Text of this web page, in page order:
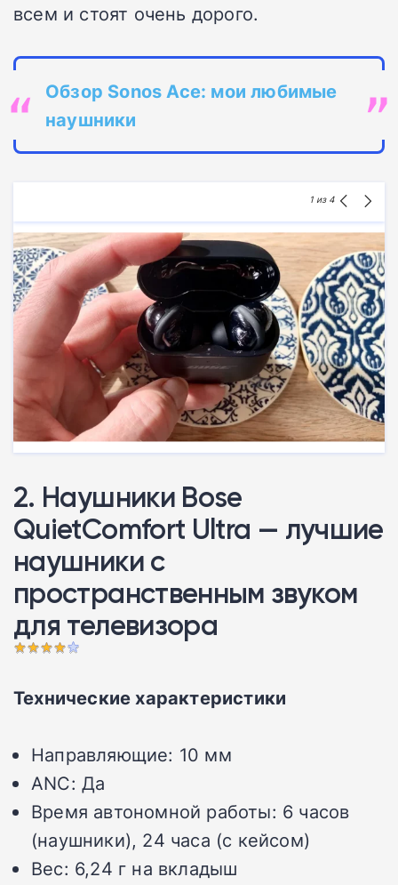
всем и стоят очень дорого.
Обзор Sonos Ace: мои любимые
наушники
1 из 4
2. Наушники Bose
QuietComfort Ultra — лучшие
наушники с
пространственным звуком
для телевизора
Технические характеристики
Направляющие: 10 мм
ANC: Да
Время автономной работы: 6 часов
(наушники), 24 часа (с кейсом)
Вес: 6,24 г на вкладыш